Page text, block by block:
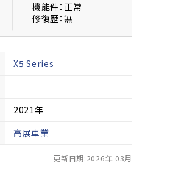
機能件：正常
修復歴：無
X5 Series
2021年
高展車業
更新日期:2026年 03月